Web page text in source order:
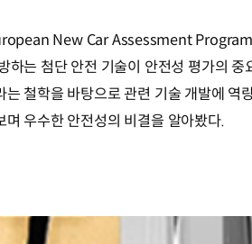
New Car Assessment
하는 첨단 안전 기술이 안전성 평가의
는 철학을 바탕으로 관련 기술 개발에
우수한 안전성의 비결을 알아봤다.